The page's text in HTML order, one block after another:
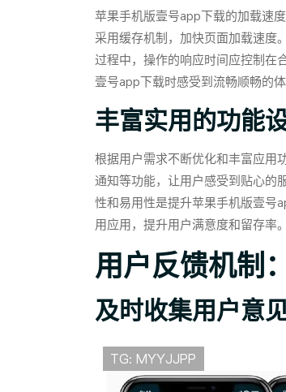
苹果手机版壹号app下载的加载速
采用缓存机制，加快页面加载速度
过程中，操作的响应时间应控制在
壹号app下载时感受到流畅顺畅的体
丰富实用的功能
根据用户需求不断优化和丰富应用
通知等功能，让用户感受到贴心的
性和易用性是提升苹果手机版壹号
用应用，提升用户满意度和留存率。
用户反馈机制
及时收集用户意